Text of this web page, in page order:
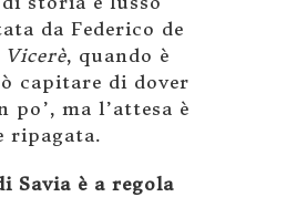
da Federico de
Vicerè, quando è
capitare di dover
po’, ma l’attesa è
ripagata.
Savia è a regola